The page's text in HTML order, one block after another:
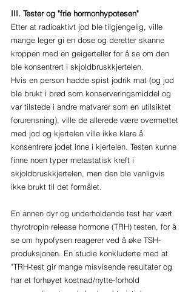
III. Tester og "frie hormonhypotesen"
Etter at radioaktivt jod ble tilgjengelig, ville
mange leger gi en dose og deretter skanne
kroppen med en geigerteller for å se om den
ble konsentrert i skjoldbruskkjertelen.
Hvis en person hadde spist jodrik mat (og jod
ble brukt i brød som konserveringsmiddel og
var tilstede i andre matvarer som en utilsiktet
forurensning), ville de allerede være overmettet
med jod og kjertelen ville ikke klare å
konsentrere jodet inne i kjertelen. Testen kunne
finne noen typer metastatisk kreft i
skjoldbruskkjertelen, men den ble vanligvis
ikke brukt til det formålet.
En annen dyr og underholdende test har vært
thyrotropin release hormone (TRH) testen, for å
se om hypofysen reagerer ved å øke TSH-
produksjonen. En studie konkluderte med at
"TRH-test gir mange misvisende resultater og
har et forhøyet kostnad/nytte-forhold